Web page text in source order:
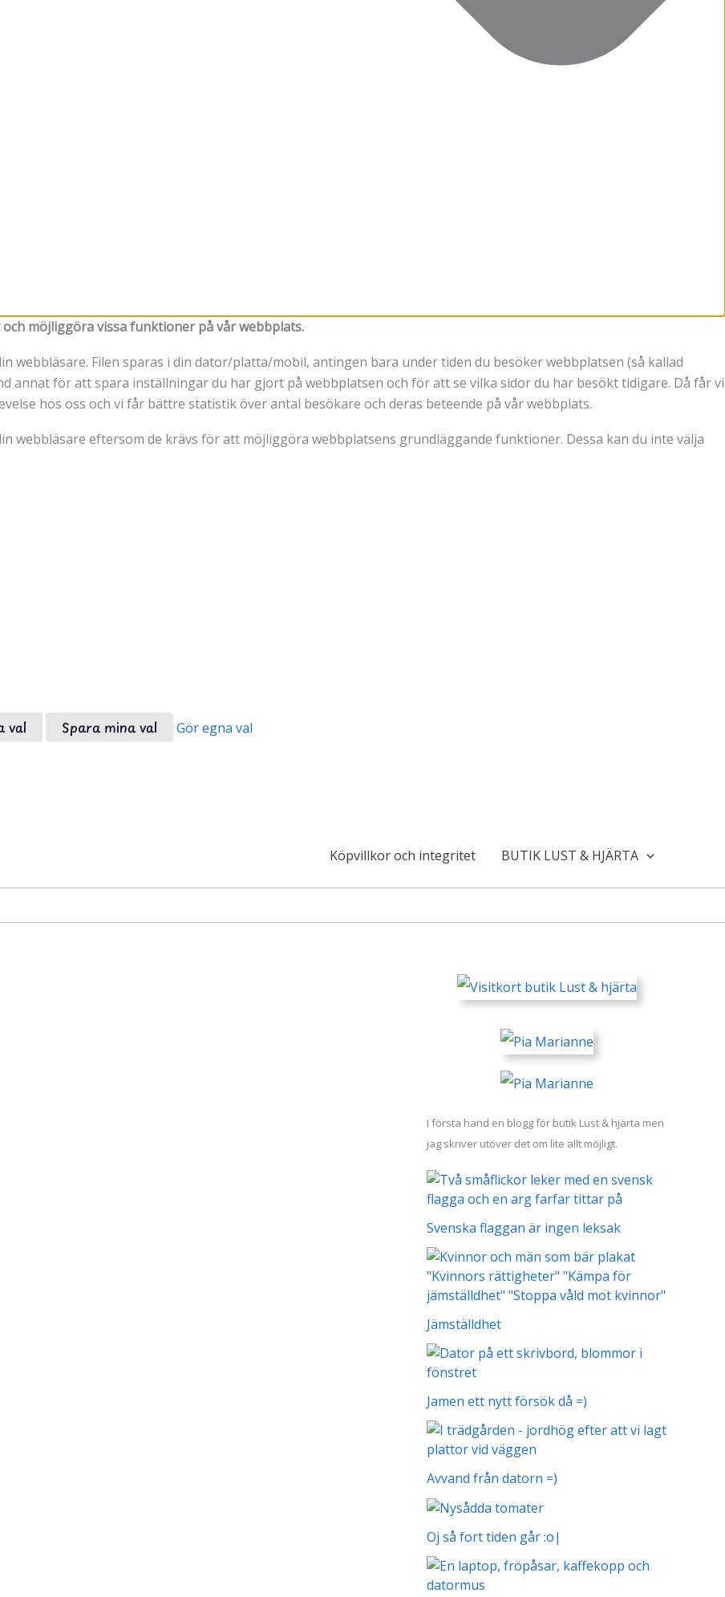
möjliggöra vissa funktioner på vår webbplats.
webbläsare. Filen sparas i din dator/platta/mobil, antingen bara under tiden du besöker webbplatsen (så kallad
annat för att spara inställningar du har gjort på webbplatsen och för att se vilka sidor du har besökt tidigare. Då får vi
hos oss och vi får bättre statistik över antal besökare och deras beteende på vår webbplats.
webbläsare eftersom de krävs för att möjliggöra webbplatsens grundläggande funktioner. Dessa kan du inte välja
val Spara mina val
Gör egna val
Köpvillkor och integritet BUTIK LUST & HJÄRTA
I första hand en blogg för butik Lust & hjärta men
jag skriver utöver det om lite allt möjligt.
Svenska flaggan är ingen leksak
Jämställdhet
Jamen ett nytt försök då =)
Avvand från datorn =)
Oj så fort tiden går :o|